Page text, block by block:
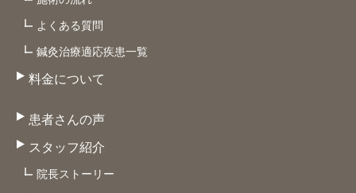
よくある質問
鍼灸治療適応疾患一覧
料金について
患者さんの声
スタッフ紹介
院長ストーリー